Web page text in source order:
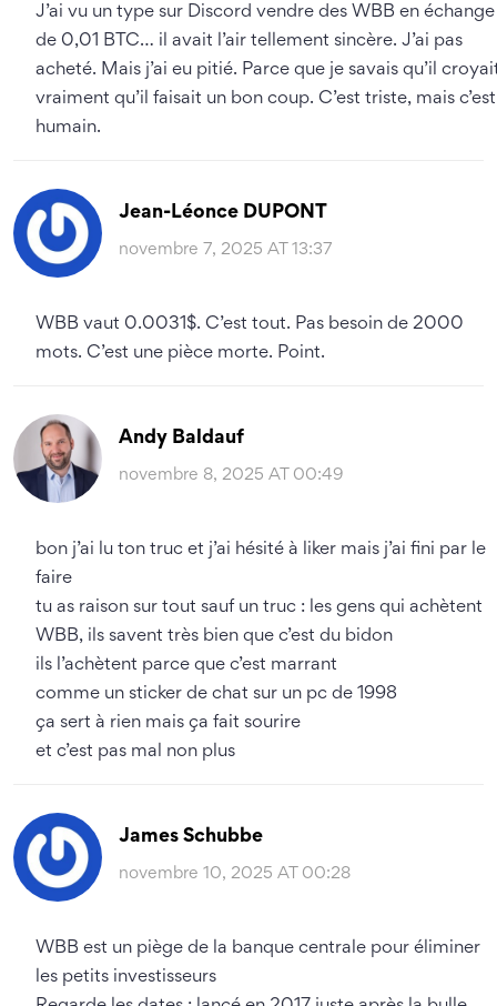
J’ai vu un type sur Discord vendre des WBB en échange
de 0,01 BTC… il avait l’air tellement sincère. J’ai pas
acheté. Mais j’ai eu pitié. Parce que je savais qu’il
vraiment qu’il faisait un bon coup. C’est triste, mais c’est
humain.
Jean-Léonce DUPONT
novembre 7, 2025 AT 13:37
WBB vaut 0.0031$. C’est tout. Pas besoin de 2000
mots. C’est une pièce morte. Point.
Andy Baldauf
novembre 8, 2025 AT 00:49
bon j’ai lu ton truc et j’ai hésité à liker mais j’ai fini par le
faire
tu as raison sur tout sauf un truc : les gens qui achètent
WBB, ils savent très bien que c’est du bidon
ils l’achètent parce que c’est marrant
comme un sticker de chat sur un pc de 1998
ça sert à rien mais ça fait sourire
et c’est pas mal non plus
James Schubbe
novembre 10, 2025 AT 00:28
WBB est un piège de la banque centrale pour éliminer
les petits investisseurs